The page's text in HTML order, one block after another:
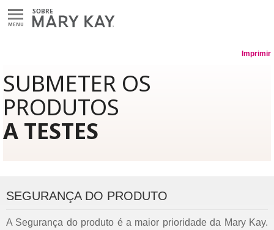
MENU
Imprimir
SUBMETER OS
PRODUTOS
A TESTES
SEGURANÇA DO PRODUTO
A Segurança do produto é a maior prioridade da Mary Kay.